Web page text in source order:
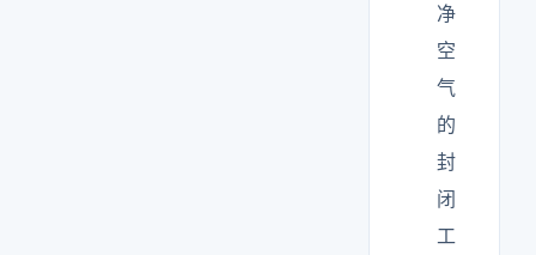
净
空
气
的
封
闭
工